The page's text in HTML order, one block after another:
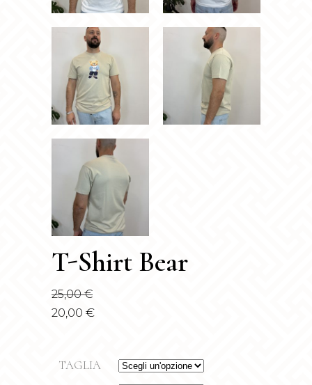
T-Shirt Bear
25,00€
20,00 €
TAGLIA